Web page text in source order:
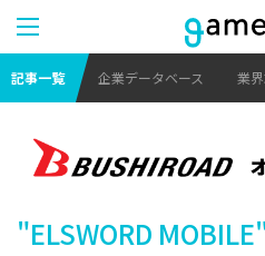
記事一覧 企業データベース 業
"ELSWORD